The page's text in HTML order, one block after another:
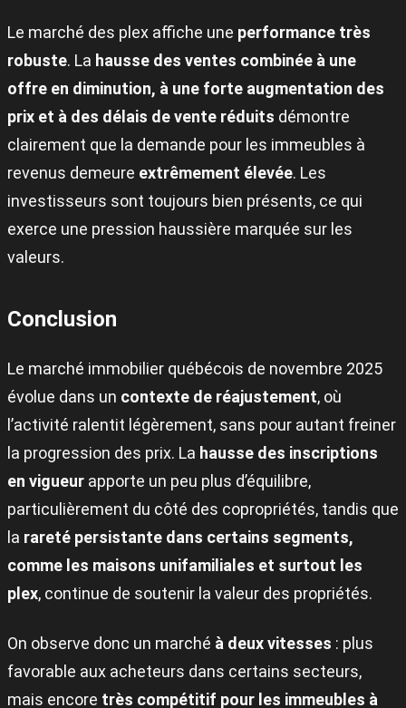
Le marché des plex affiche une performance très
robuste. La hausse des ventes combinée à une
offre en diminution, à une forte augmentation des
prix et à des délais de vente réduits démontre
clairement que la demande pour les immeubles à
revenus demeure extrêmement élevée. Les
investisseurs sont toujours bien présents, ce qui
exerce une pression haussière marquée sur les
valeurs.
Conclusion
Le marché immobilier québécois de novembre 2025
évolue dans un contexte de réajustement, où
l’activité ralentit légèrement, sans pour autant freiner
la progression des prix. La hausse des inscriptions
en vigueur apporte un peu plus d’équilibre,
particulièrement du côté des copropriétés, tandis que
la rareté persistante dans certains segments,
comme les maisons unifamiliales et surtout les
plex, continue de soutenir la valeur des propriétés.
On observe donc un marché à deux vitesses : plus
favorable aux acheteurs dans certains secteurs,
mais encore très compétitif pour les immeubles à